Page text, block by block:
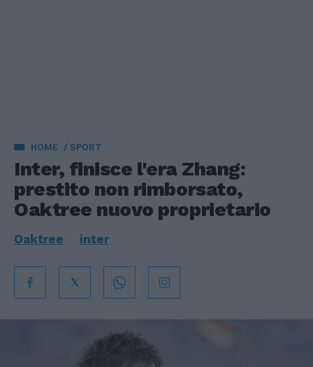
HOME SPORT
Inter, finisce l'era Zhang:
prestito non rimborsato,
Oaktree nuovo proprietario
Oaktree inter